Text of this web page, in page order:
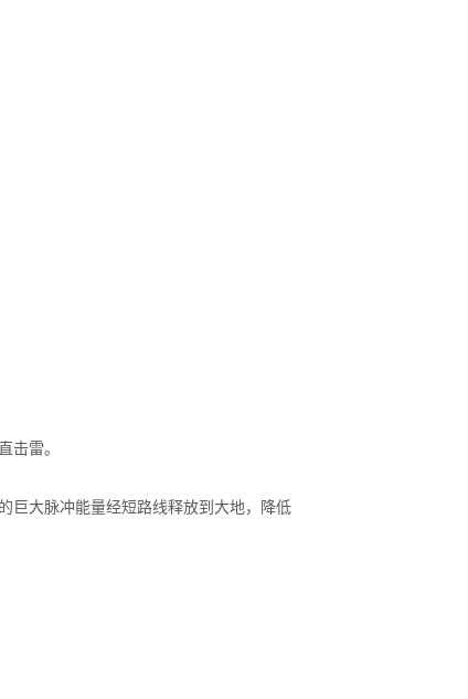
击雷。
巨大脉冲能量经短路线释放到大地，降低